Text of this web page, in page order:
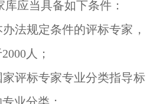
库应当具备如下条件：
办法规定条件的评标专家，
2000人；
家评标专家专业分类指导标